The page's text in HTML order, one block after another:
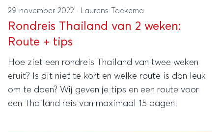
29 november 2022 · Laurens Taekema
Rondreis Thailand van 2 weken:
Route + tips
Hoe ziet een rondreis Thailand van twee weken
eruit? Is dit niet te kort en welke route is dan leuk
om te doen? Wij geven je tips en een route voor
een Thailand reis van maximaal 15 dagen!